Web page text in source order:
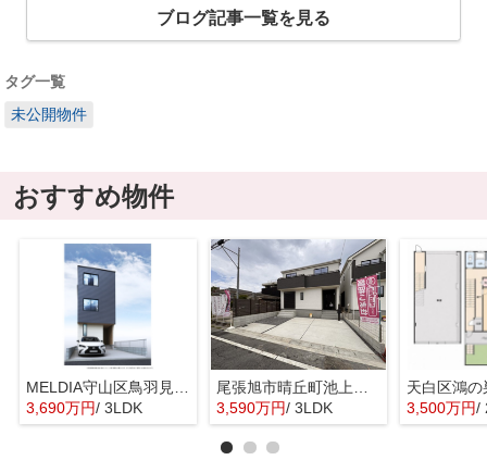
ブログ記事一覧を見る
タグ一覧
未公開物件
おすすめ物件
3,690万円/ 3LDK
3,590万円/ 3LDK
天白区鴻
3,500万円/